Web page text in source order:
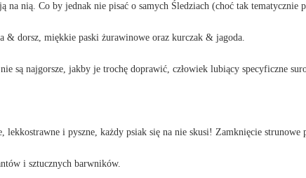
na nią. Co by jednak nie pisać o samych Śledziach (choć tak
& dorsz, miękkie paski żurawinowe oraz kurczak & jagoda.
są najgorsze, jakby je trochę doprawić, człowiek lubiący specyficzne
i pyszne, każdy psiak się na nie skusi! Zamknięcie
i sztucznych barwników.